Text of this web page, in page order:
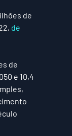
de
de
de
e 10,4